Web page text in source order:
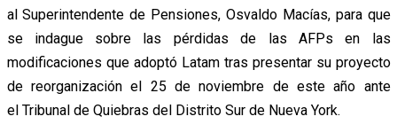
al Superintendente de Pensiones, Osvaldo Macías, para que
se indague sobre las pérdidas de las AFPs en las
modificaciones que adoptó Latam tras presentar su proyecto
de reorganización el 25 de noviembre de este año ante
el Tribunal de Quiebras del Distrito Sur de Nueva York.